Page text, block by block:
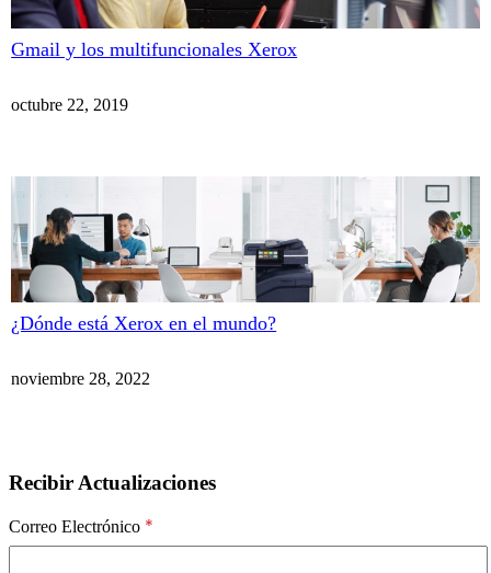
Gmail y los multifuncionales Xerox
octubre 22, 2019
¿Dónde está Xerox en el mundo?
noviembre 28, 2022
Recibir Actualizaciones
Correo Electrónico *